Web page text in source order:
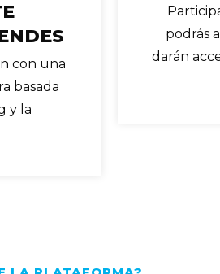
con una
basada
y la
podrás
darán